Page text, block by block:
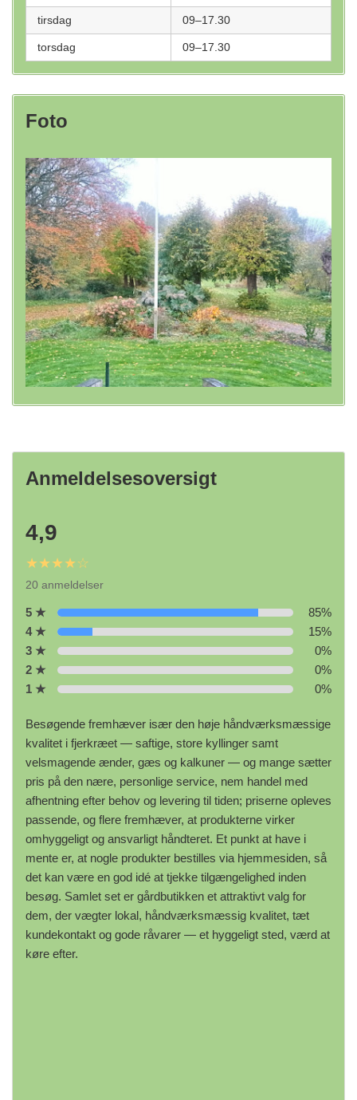
tirsdag 09–17.30
torsdag 09–17.30
Foto
Anmeldelsesoversigt
4,9
★★★★☆
20 anmeldelser
5 ★
85%
4 ★
15%
3 ★
0%
2 ★
0%
1 ★
0%
Besøgende fremhæver især den høje håndværksmæssige
kvalitet i fjerkræet — saftige, store kyllinger samt
velsmagende ænder, gæs og kalkuner — og mange sætter
pris på den nære, personlige service, nem handel med
afhentning efter behov og levering til tiden; priserne opleves
passende, og flere fremhæver, at produkterne virker
omhyggeligt og ansvarligt håndteret. Et punkt at have i
mente er, at nogle produkter bestilles via hjemmesiden, så
det kan være en god idé at tjekke tilgængelighed inden
besøg. Samlet set er gårdbutikken et attraktivt valg for
dem, der vægter lokal, håndværksmæssig kvalitet, tæt
kundekontakt og gode råvarer — et hyggeligt sted, værd at
køre efter.